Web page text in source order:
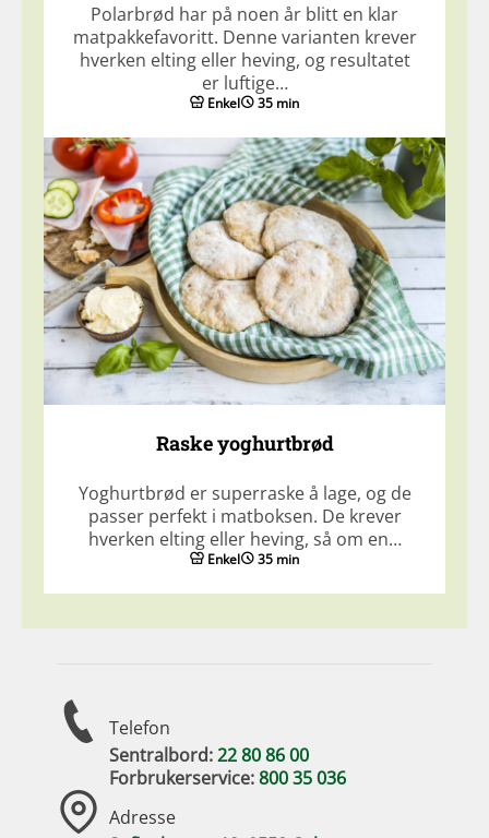
Polarbrød har på noen år blitt en klar
matpakkefavoritt. Denne varianten krever
hverken elting eller heving, og resultatet
er luftige…
Enkel 35 min
Raske yoghurtbrød
Yoghurtbrød er superraske å lage, og de
passer perfekt i matboksen. De krever
hverken elting eller heving, så om en…
Enkel 35 min
Telefon
Sentralbord:22 80 86 00
Forbrukerservice:800 35 036
Adresse